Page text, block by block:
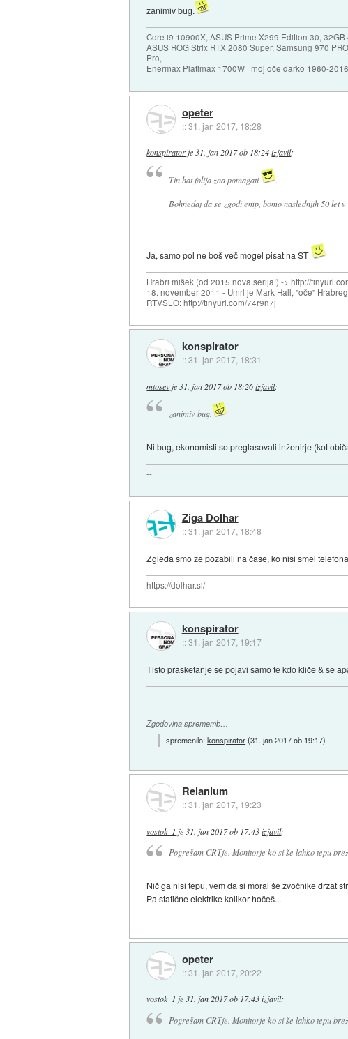
zanimiv bug.
Core i9 10900X, ASUS Prime X299 Edition 30,
ASUS ROG Strix RTX 2080 Super, Samsung 970
Pro,
Enermax Platimax 1700W | moj oče darko 1960-
opeter
::31. jan 2017, 18:28
konspiratorje31. jan 2017 ob 18:24 izjavil:
Tin hat folija zna pomagati .
Bohnedaj da se zgodi emp, bomo naslednjih 50 let v
Ja, samo pol ne boš več mogel pisat na ST
Hrabri mišek (od 2015 nova serija!) -> http://
18. november 2011 - Umrl je Mark Hall, "oče"
RTVSLO: http://tinyurl.com/74r9n7j
konspirator
::31. jan 2017, 18:31
mtosev je 31. jan 2017 ob 18:26 izjavil:
zanimiv bug.
Ni bug, ekonomisti so preglasovali inženirje (kot
--
Ziga Dolhar
::31. jan 2017, 18:48
Zgleda smo že pozabili na čase, ko nisi smel
https://dolhar.si/
konspirator
::31. jan 2017, 19:17
Tisto prasketanje se pojavi samo te kdo kliče & se
--
Zgodovina sprememb…
spremenilo:konspirator(31. jan 2017 ob 19:17)
Relanium
::31. jan 2017, 19:23
vostok_1 je 31. jan 2017 ob 17:43 izjavil:
Pogrešam CRTje. Monitorje ko si še lahko tepu
Nič ga nisi tepu, vem da si moral še zvočnike držat
Pa statične elektrike kolikor hočeš...
opeter
::31. jan 2017, 20:22
vostok_1 je31. jan 2017 ob 17:43 izjavil:
Pogrešam CRTje. Monitorje ko si še lahko tepu